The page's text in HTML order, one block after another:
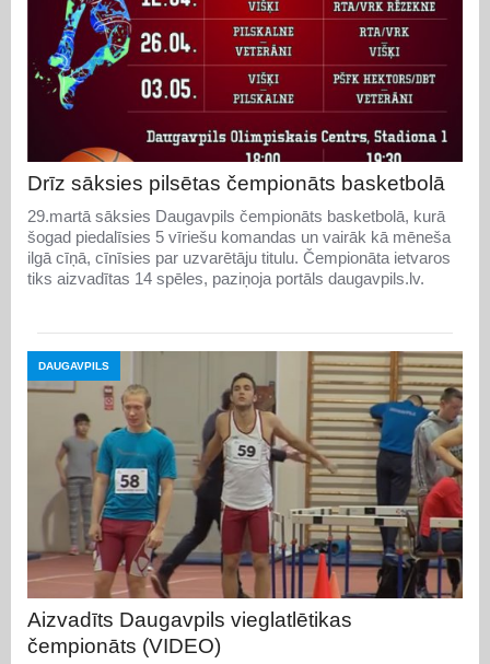
Drīz sāksies pilsētas čempionāts basketbolā
29.martā sāksies Daugavpils čempionāts basketbolā, kurā
šogad piedalīsies 5 vīriešu komandas un vairāk kā mēneša
ilgā cīņā, cīnīsies par uzvarētāju titulu. Čempionāta ietvaros
tiks aizvadītas 14 spēles, paziņoja portāls daugavpils.lv.
DAUGAVPILS
Aizvadīts Daugavpils vieglatlētikas
čempionāts (VIDEO)